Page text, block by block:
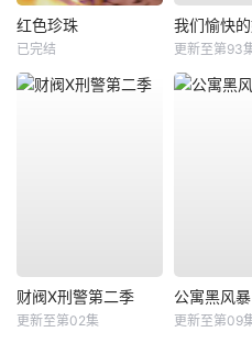
红色珍珠
已完结
我们愉快
更新至第93
财阀X刑警第二季
更新至第02集
公寓黑风暴
更新至第09